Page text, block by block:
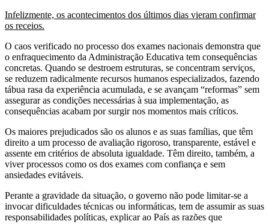
Infelizmente, os acontecimentos dos últimos dias vieram confirmar
os receios.
O caos verificado no processo dos exames nacionais demonstra que
o enfraquecimento da Administração Educativa tem consequências
concretas. Quando se destroem estruturas, se concentram serviços,
se reduzem radicalmente recursos humanos especializados, fazendo
tábua rasa da experiência acumulada, e se avançam “reformas” sem
assegurar as condições necessárias à sua implementação, as
consequências acabam por surgir nos momentos mais críticos.
Os maiores prejudicados são os alunos e as suas famílias, que têm
direito a um processo de avaliação rigoroso, transparente, estável e
assente em critérios de absoluta igualdade. Têm direito, também, a
viver processos como os dos exames com confiança e sem
ansiedades evitáveis.
Perante a gravidade da situação, o governo não pode limitar-se a
invocar dificuldades técnicas ou informáticas, tem de assumir as suas
responsabilidades políticas, explicar ao País as razões que